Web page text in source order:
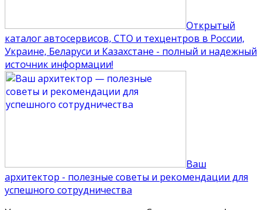
Открытый
каталог автосервисов, СТО и техцентров в России,
Украине, Беларуси и Казахстане - полный и надежный
источник информации!
Ваш
архитектор - полезные советы и рекомендации для
успешного сотрудничества